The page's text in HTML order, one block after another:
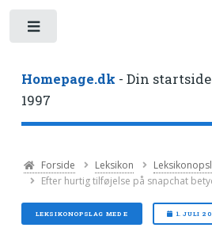
Homepage.dk - Din
1997
Forside Leksikon
Efter hurtig tilføjelse på snapchat
LEKSIKONOPSLAG MED E 1. JULI